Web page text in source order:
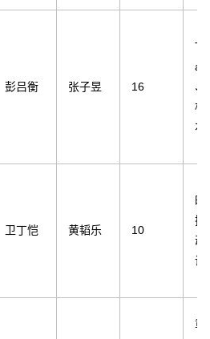
彭吕衡 张子昱 16
、
机
本
卫丁恺 黄韬乐 10
时
换
动
设
章